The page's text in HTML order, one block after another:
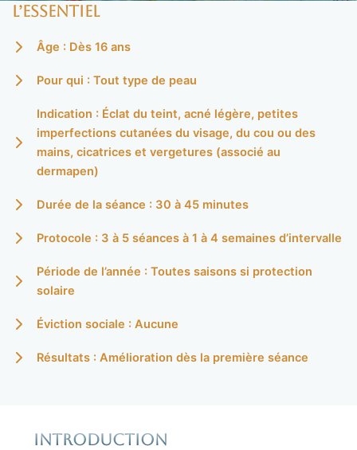
L’essentiel
Âge : Dès 16 ans
Pour qui : Tout type de peau
Indication : Éclat du teint, acné légère, petites
imperfections cutanées du visage, du cou ou des
mains, cicatrices et vergetures (associé au
dermapen)
Durée de la séance : 30 à 45 minutes
Protocole : 3 à 5 séances à 1 à 4 semaines d’intervalle
Période de l’année : Toutes saisons si protection
solaire
Éviction sociale : Aucune
Résultats : Amélioration dès la première séance
Introduction